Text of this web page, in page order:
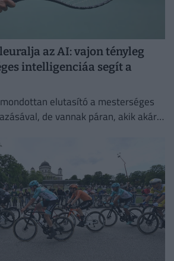
az AI: vajon tényleg
intelligenciáa segít a
elutasító a mesterséges
de vannak páran, akik akár a